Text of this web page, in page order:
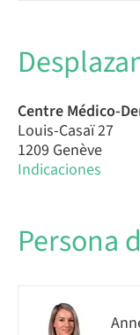
Centre Médico-
Louis-Casaï 27
1209 Genève
Indicaciones
Persona